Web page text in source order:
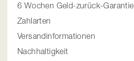
6 Wochen Geld-zurück-Garantie
Zahlarten
Versandinformationen
Nachhaltigkeit